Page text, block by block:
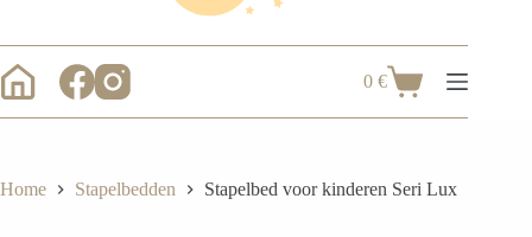
Winkelwagen
0€
Home Stapelbedden Stapelbed voor kinderen Seri Lux